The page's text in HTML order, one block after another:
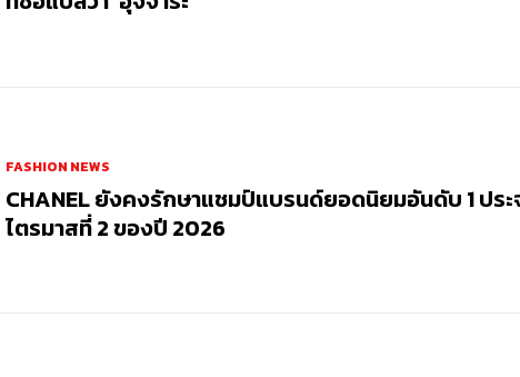
FASHION NEWS
CHANEL ยังคงรักษาแชมป์แบรนด์ยอดนิยมอันดับ 1 ประ
ไตรมาสที่ 2 ของปี 2026